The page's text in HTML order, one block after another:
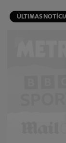
ÚLTIMAS